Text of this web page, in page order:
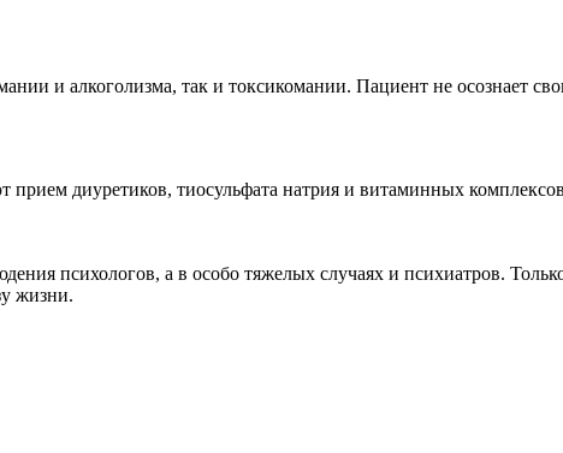
и алкоголизма, так и токсикомании. Пациент не осознает
прием диуретиков, тиосульфата натрия и витаминных
психологов, а в особо тяжелых случаях и психиатров.
жизни.